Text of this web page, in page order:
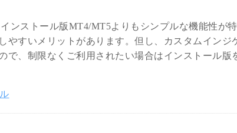
ンストール版MT4/MT5よりもシンプルな機能性が
やすいメリットがあります。但し、カスタムインジ
で、制限なくご利用されたい場合はインストール版